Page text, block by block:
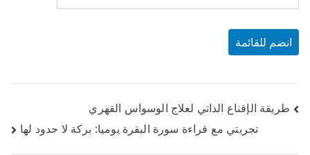
تصفّح
المقالات
طريقة الإقناع الذاتي لعلاج الوسواس القهري
تجربتي مع قراءة سورة البقرة يوميا: بركة لا حدود لها